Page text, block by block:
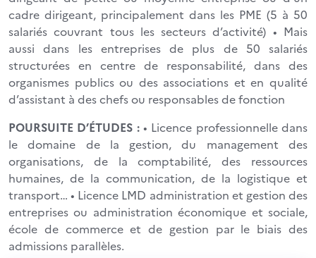
cadre dirigeant, principalement dans les PME (5 à 50
salariés couvrant tous les secteurs d’activité) • Mais
aussi dans les entreprises de plus de 50 salariés
structurées en centre de responsabilité, dans des
organismes publics ou des associations et en qualité
d’assistant à des chefs ou responsables de fonction
POURSUITE D’ÉTUDES :• Licence professionnelle dans
le domaine de la gestion, du management des
organisations, de la comptabilité, des ressources
humaines, de la communication, de la logistique et
transport… • Licence LMD administration et gestion des
entreprises ou administration économique et sociale,
école de commerce et de gestion par le biais des
admissions parallèles.